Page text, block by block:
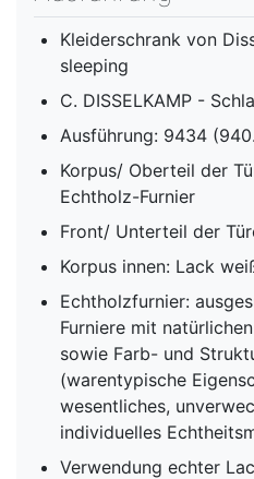
Kleiderschrank von
sleeping
C. DISSELKAMP -
Ausführung: 9434
Korpus/ Oberteil der
Echtholz-Furnier
Front/ Unterteil der
Korpus innen: Lack
Echtholzfurnier:
Furniere mit
sowie Farb- und
(warentypische
wesentliches,
individuelles
Verwendung echter